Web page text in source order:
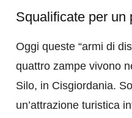
Squalificate per un
Oggi queste “armi di
quattro zampe vivono
Silo, in Cisgiordania.
un’attrazione turistica